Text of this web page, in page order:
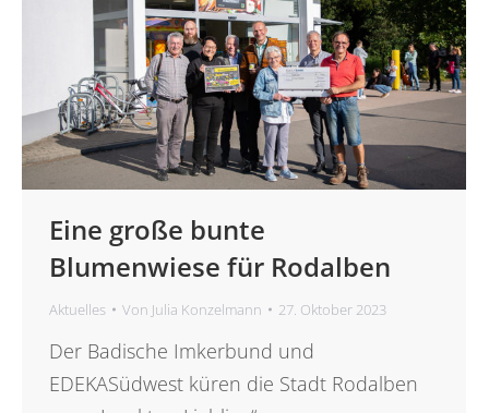
Eine große bunte
Blumenwiese für Rodalben
Aktuelles Von Julia Konzelmann 27. Oktober 2023
Der Badische Imkerbund und
EDEKASüdwest küren die Stadt Rodalben